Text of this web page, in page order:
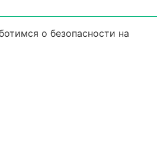
о безопасности на